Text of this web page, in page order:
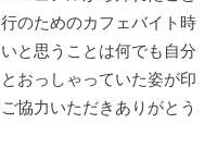
のためのカフェバイト時
と思うことは何でも自分
おっしゃっていた姿が印
協力いただきありがとう